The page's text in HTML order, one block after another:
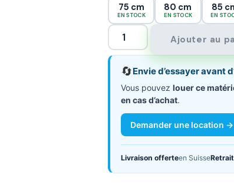
75 cm
EN STOCK
80 cm
EN STOCK
85
EN
Ajouter au
🔄Envie d’essayer avant
Vous pouvez louer ce
en cas d’achat.
Demander une location →
Livraison offerteen SuisseRetrait